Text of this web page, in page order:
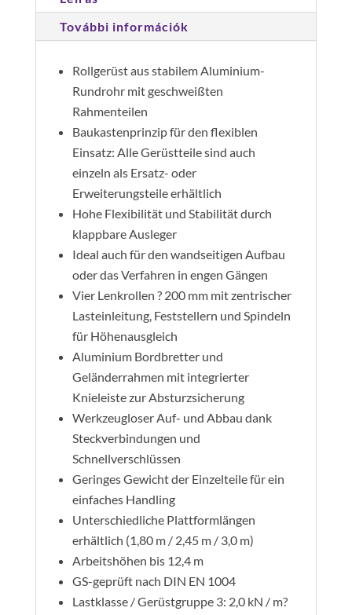
m
4
kitámasztó
mennyiség
További információk
Rollgerüst aus stabilem Aluminium-
Rundrohr mit geschweißten
Rahmenteilen
Baukastenprinzip für den flexiblen
Einsatz: Alle Gerüstteile sind auch
einzeln als Ersatz- oder
Erweiterungsteile erhältlich
Hohe Flexibilität und Stabilität durch
klappbare Ausleger
Ideal auch für den wandseitigen Aufbau
oder das Verfahren in engen Gängen
Vier Lenkrollen ? 200 mm mit zentrischer
Lasteinleitung, Feststellern und Spindeln
für Höhenausgleich
Aluminium Bordbretter und
Geländerrahmen mit integrierter
Knieleiste zur Absturzsicherung
Werkzeugloser Auf- und Abbau dank
Steckverbindungen und
Schnellverschlüssen
Geringes Gewicht der Einzelteile für ein
einfaches Handling
Unterschiedliche Plattformlängen
erhältlich (1,80 m / 2,45 m / 3,0 m)
Arbeitshöhen bis 12,4 m
GS-geprüft nach DIN EN 1004
Lastklasse / Gerüstgruppe 3: 2,0 kN / m?